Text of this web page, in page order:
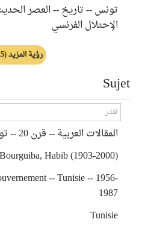
الإحتلال الفرنسي
رؤية المزيد(25)
Sujet
المقالات العربية -- قرن 20 -- تونس
Bourguiba, Habib (1903-2000)
-- Tunisie -- 1956-
1987
Tunisie